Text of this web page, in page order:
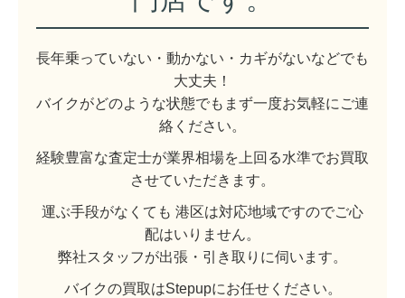
長年乗っていない・動かない・カギがないなどでも
大丈夫！
バイクがどのような状態でもまず一度お気軽にご連
絡ください。
経験豊富な査定士が業界相場を上回る水準でお買取
させていただきます。
運ぶ手段がなくても 港区は対応地域ですのでご心
配はいりません。
弊社スタッフが出張・引き取りに伺います。
バイクの買取はStepupにお任せください。